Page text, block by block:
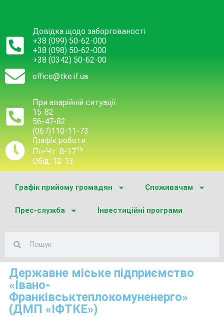
Довідка щодо заборгованості
+38 (099) 50-62-000
+38 (098) 50-62-000
+38 (0342) 50-62-00
office@tke.if.ua
При аварійній ситуації
15-82
56-47-82
(067)110-11-73
Графік роботи
Пн-Чт: 8-1715
Обід: 12-13
Графік прийому громадян Споживачам
Прес-служба Інвестиційні програми
Державне міське підприємство
«Івано-
Франківськтеплокомуненерго»
(ДМП «ІФТКЕ»)